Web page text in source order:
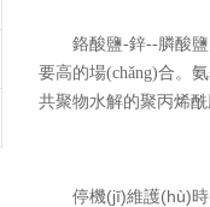
鉻酸鹽-鋅--膦酸鹽
要高的場(chǎng)合。
共聚物水解的聚丙烯酰
停機(jī)維護(hù)時